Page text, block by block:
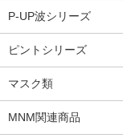
P-UP波シリーズ
ピントシリーズ
マスク類
MNM関連商品